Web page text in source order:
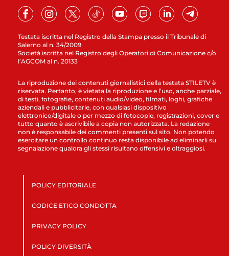
Testata iscritta nel Registro della Stampa presso il Tribunale di
Salerno al n. 34/2009
Società iscritta nel Registro degli Operatori di Comunicazione c/o
l’AGCOM al n. 20133
La riproduzione dei contenuti giornalistici della testata STILETV è
riservata. Pertanto, è vietata la riproduzione e l’uso, anche parziale,
di testi, fotografie, contenuti audio/video, filmati, loghi, grafiche
aziendali e pubblicitarie, con qualsiasi dispositivo
elettronico/digitale o per mezzo di fotocopie, registrazioni, cover e
tutto quanto è ascrivibile a copia non autorizzata. La redazione
non è responsabile dei commenti presenti sul sito. Non potendo
esercitare un controllo continuo resta disponibile ad eliminarli su
segnalazione qualora gli stessi risultano offensivi e oltraggiosi.
POLICY EDITORIALE
CODICE ETICO CONDOTTA
PRIVACY POLICY
POLICY DIVERSITÀ